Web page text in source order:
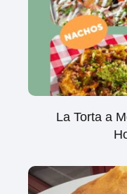
La Torta a